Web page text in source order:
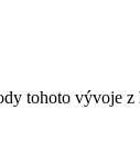
tohoto vývoje